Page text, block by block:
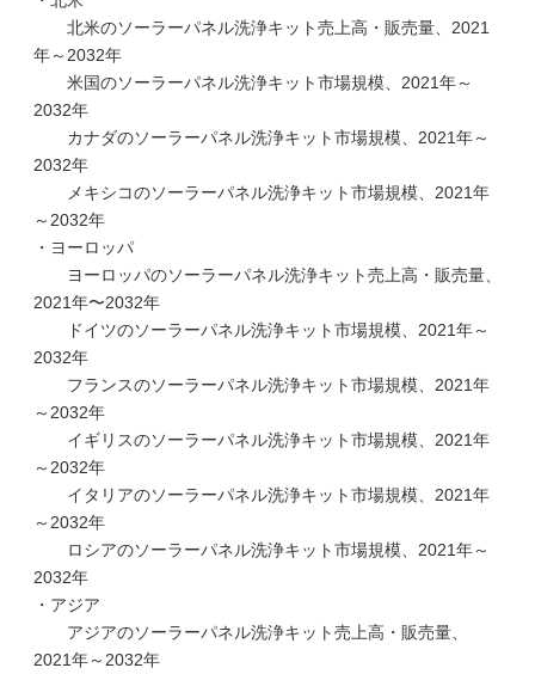
北米のソーラーパネル洗浄キット売上高・販売量、2021
年～2032年
米国のソーラーパネル洗浄キット市場規模、2021年～
2032年
カナダのソーラーパネル洗浄キット市場規模、2021年～
2032年
メキシコのソーラーパネル洗浄キット市場規模、2021年
～2032年
・ヨーロッパ
ヨーロッパのソーラーパネル洗浄キット売上高・販売量、
2021年〜2032年
ドイツのソーラーパネル洗浄キット市場規模、2021年～
2032年
フランスのソーラーパネル洗浄キット市場規模、2021年
～2032年
イギリスのソーラーパネル洗浄キット市場規模、2021年
～2032年
イタリアのソーラーパネル洗浄キット市場規模、2021年
～2032年
ロシアのソーラーパネル洗浄キット市場規模、2021年～
2032年
・アジア
アジアのソーラーパネル洗浄キット売上高・販売量、
2021年～2032年